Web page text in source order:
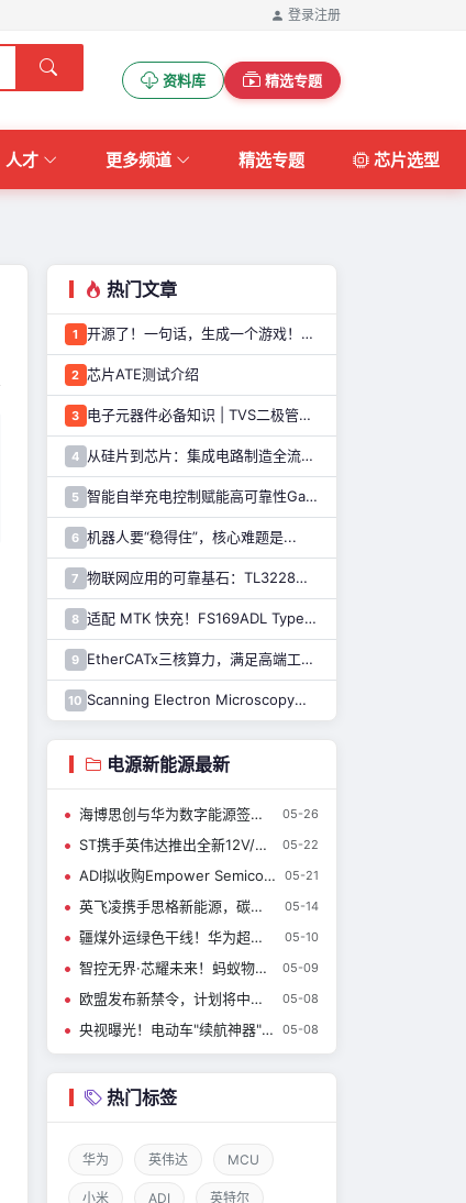
登录注册
资料库 精选专题
人才 更多频道 精选专题 芯片选型
热门文章
1 开源了！一句话，生成一个游戏！这个AI游戏机，太好玩了
2 芯片ATE测试介绍
3 电子元器件必备知识 | TVS二极管的定义、原理、类型和应用优势
4 从硅片到芯片：集成电路制造全流程解析
5 智能自举充电控制赋能高可靠性GaN驱动，纳芯微推出110V半桥驱动芯片NSD2123
6 机器人要“稳得住”，核心难题是...
7 物联网应用的可靠基石：TL3228内置的硬件安全模块（HSM）详解
8 适配 MTK 快充！FS169ADL Type-A 快充芯片全新上线
9 EtherCATx三核算力，满足高端工业控制！纳芯微发布实时控制MCU/DSP NS800RTA7系列
10 Scanning Electron Microscopy扫描电子显微镜介绍（一）
电源新能源最新
海博思创与华为数字能源签署战略合作协议 05-26
ST携手英伟达推出全新12V/6V架构，扩容800V数据中心电源产品 05-22
ADI拟收购Empower Semiconductor，拓展面向AI时代的新一代高密度电源产品组合 05-21
英飞凌携手思格新能源，碳化硅器件助力户用光储 05-14
疆煤外运绿色干线！华为超充助力打造交能融合发展可视化范本 05-10
智控无界·芯耀未来！蚂蚁物联携航顺HK32MCU开启BMS时代先享计划 05-09
欧盟发布新禁令，计划将中国逆变器排除公共电网之外 05-08
央视曝光！电动车"续航神器"不仅没用还可能自燃 05-08
热门标签
华为 英伟达 MCU
小米 ADI 英特尔